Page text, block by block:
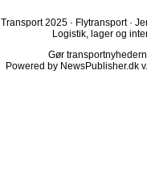
Transport 2025 · Flytransport ·
Logistik, lager og
Gør
Powered by NewsPublisher.dk